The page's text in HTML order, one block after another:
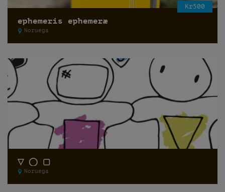
Kr500
ephemeris ephemeræ
Noruega
▽ ◯ ▢
Noruega